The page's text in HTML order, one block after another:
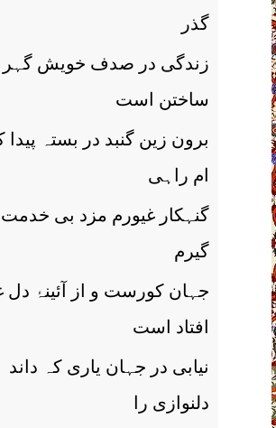
گذر
زندگی در صدف خویش گہر
ساختن است
برون زین گنبد در بستہ پیدا
ام راہی
گنہکار غیورم مزد بی
گیرم
جہان کورست و از آئینۂ دل
افتاد است
نیابی در جہان یاری کہ داند
دلنوازی را